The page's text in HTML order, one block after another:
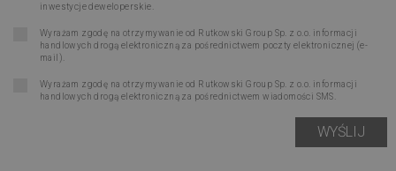
inwestycje deweloperskie.
Wyrażam zgodę na otrzymywanie od Rutkowski Group Sp. z o.o. informacji
handlowych drogą elektroniczną za pośrednictwem poczty elektronicznej (e-
mail).
Wyrażam zgodę na otrzymywanie od Rutkowski Group Sp. z o.o. informacji
handlowych drogą elektroniczną za pośrednictwem wiadomości SMS.